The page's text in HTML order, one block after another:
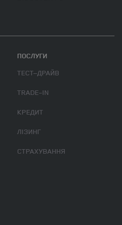
ПОСЛУГИ
ТЕСТ–ДРАЙВ
TRADE-IN
КРЕДИТ
ЛІЗИНГ
СТРАХУВАННЯ